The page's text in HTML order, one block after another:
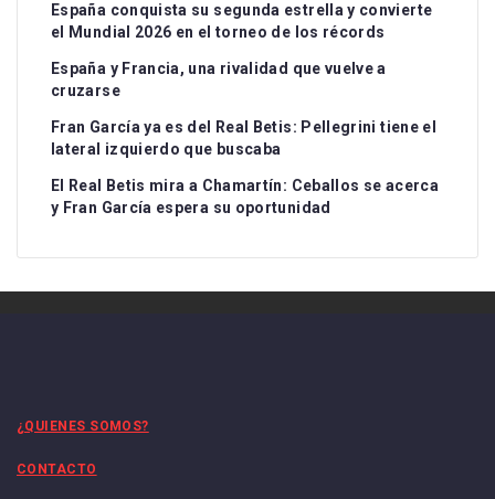
España conquista su segunda estrella y convierte
el Mundial 2026 en el torneo de los récords
España y Francia, una rivalidad que vuelve a
cruzarse
Fran García ya es del Real Betis: Pellegrini tiene el
lateral izquierdo que buscaba
El Real Betis mira a Chamartín: Ceballos se acerca
y Fran García espera su oportunidad
¿QUIENES SOMOS?
CONTACTO